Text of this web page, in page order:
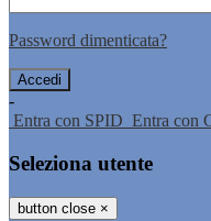
Password dimenticata?
-
Entra con SPID Entra con
Seleziona utente
button close ×